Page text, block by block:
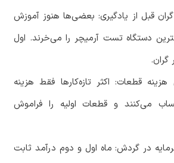
گران قبل از یادگیری: بعضیها هنوز آموزش
دستگاه تست آرمیچر را میخرند. اول
گران.
هزینه قطعات: اکثر تازهکارها فقط هزینه
میکنند و قطعات اولیه را فراموش
در گردش: ماه اول و دوم درآمد ثابت